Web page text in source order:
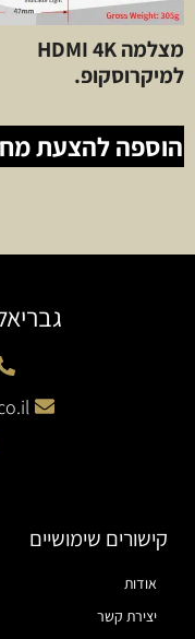
מצלמה HDMI 4K
למיקרוסקופ.
הוספה להצעת
קישורים שימושיים
אודות
יצירת קשר